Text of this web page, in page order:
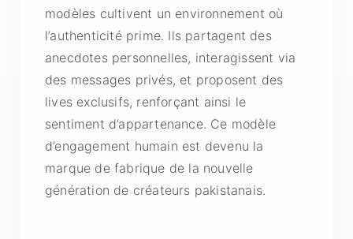
modèles cultivent un environnement où
l’authenticité prime. Ils partagent des
anecdotes personnelles, interagissent via
des messages privés, et proposent des
lives exclusifs, renforçant ainsi le
sentiment d’appartenance. Ce modèle
d’engagement humain est devenu la
marque de fabrique de la nouvelle
génération de créateurs pakistanais.